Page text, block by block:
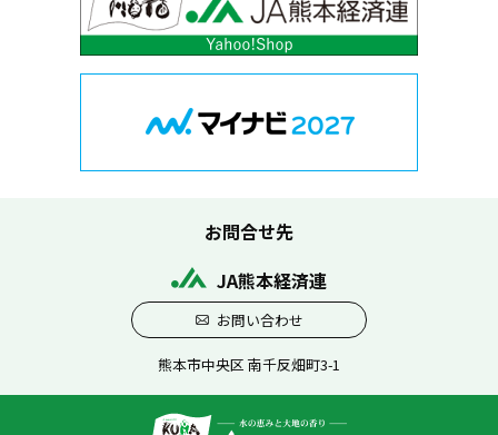
お問合せ先
JA熊本経済連
お問い合わせ
熊本市中央区 南千反畑町3-1